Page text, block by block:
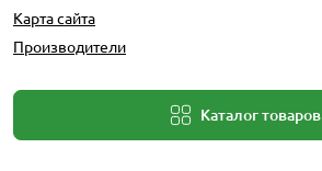
Карта сайта
Производители
Каталог товаров